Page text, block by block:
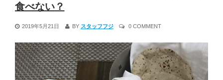
食べない？
2019年5月21日 BY スタッフフジ 0 COMMENT